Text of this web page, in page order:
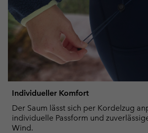
Individueller Komfort
Der Saum lässt sich per Kordelzug
individuelle Passform und
Wind.